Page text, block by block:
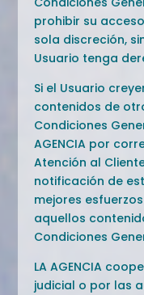
prohibir su
sola discreción,
Usuario tenga
Si el Usuario
contenidos de
Condiciones
AGENCIA por
Atención al
notificación de
mejores
aquellos
Condiciones
LA AGENCIA
judicial o por las